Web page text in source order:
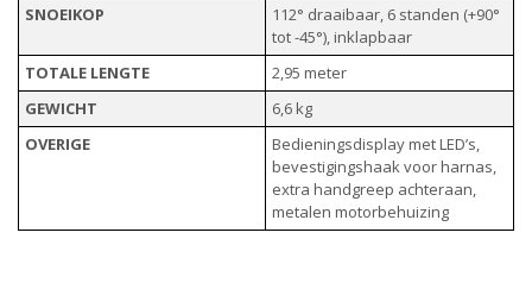
SNOEIKOP
112° draaibaar, 6 standen (+90°
tot -45°), inklapbaar
TOTALE LENGTE
2,95 meter
GEWICHT
6,6 kg
OVERIGE
Bedieningsdisplay met LED’s,
bevestigingshaak voor harnas,
extra handgreep achteraan,
metalen motorbehuizing